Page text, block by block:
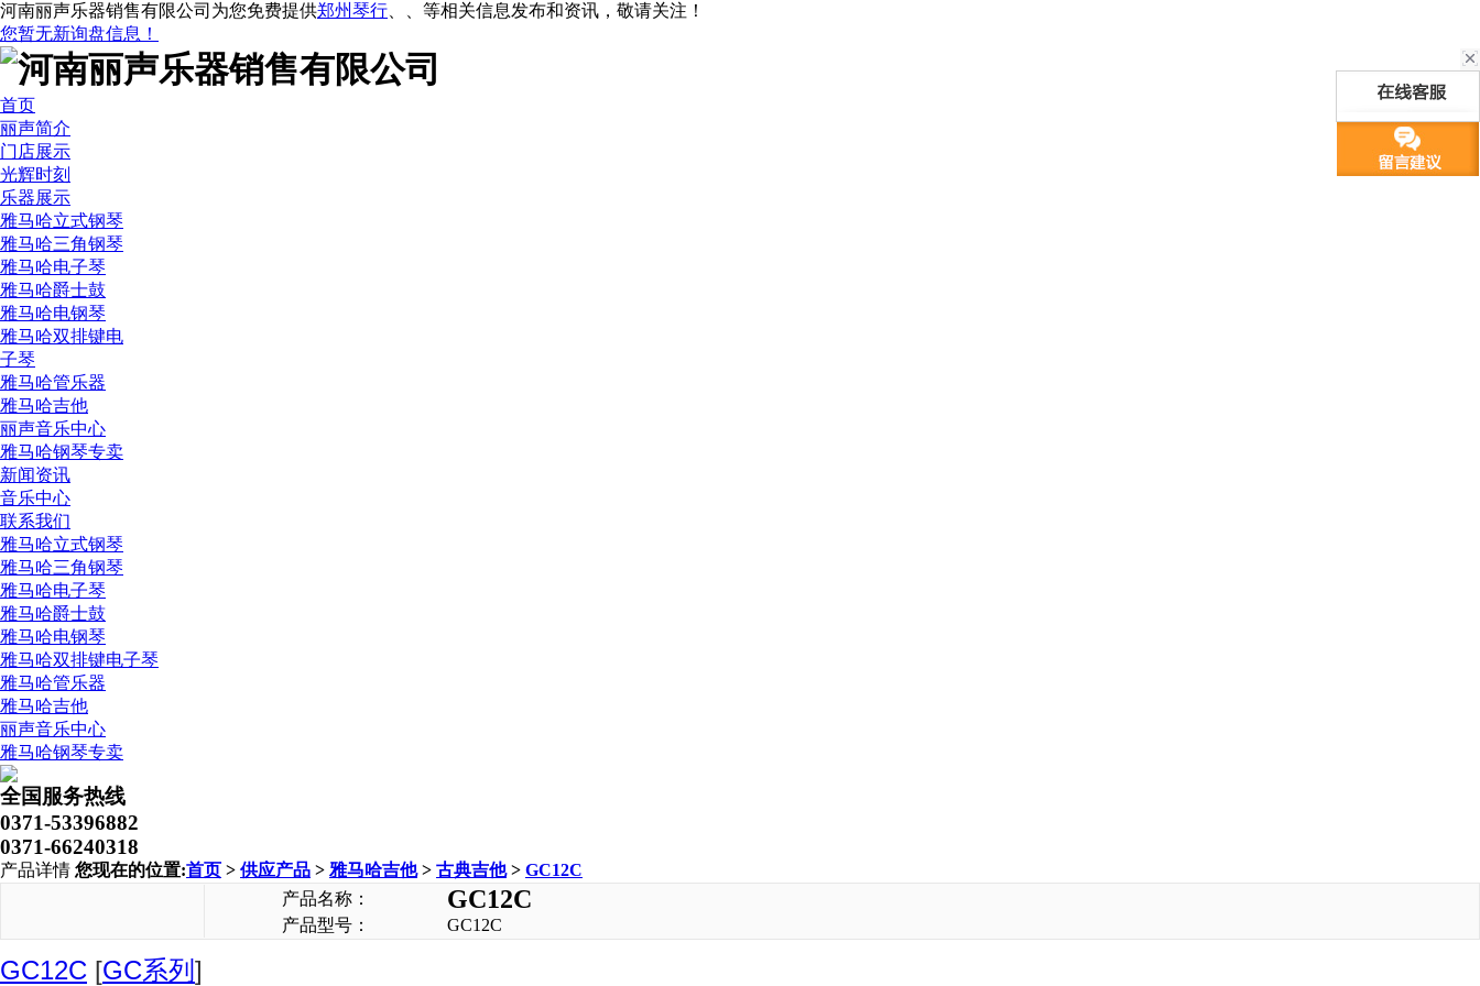
河南丽声乐器销售有限公司为您免费提供郑州琴行
等相关信息发布和资讯，敬请关注！
您暂无新询盘信息！
首页
丽声简介
门店展示
光辉时刻
乐器展示
雅马哈立式钢琴
雅马哈三角钢琴
雅马哈电子琴
雅马哈爵士鼓
雅马哈电钢琴
雅马哈双排键电
子琴
雅马哈管乐器
雅马哈吉他
丽声音乐中心
雅马哈钢琴专卖
新闻资讯
音乐中心
联系我们
雅马哈立式钢琴
雅马哈三角钢琴
雅马哈电子琴
雅马哈爵士鼓
雅马哈电钢琴
雅马哈双排键电子琴
雅马哈管乐器
雅马哈吉他
丽声音乐中心
雅马哈钢琴专卖
全国服务热线
0371-53396882
0371-66240318
产品详情 您现在的位置:首页 > 供应产品 > 雅马哈吉他> 古典吉他> GC12C
产品名称：
GC12C
产品型号： GC12C
GC12C [GC系列 ]